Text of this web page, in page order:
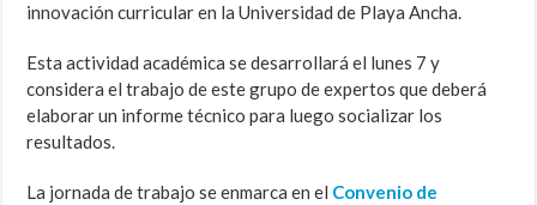
innovación curricular en la Universidad de Playa Ancha.
Esta actividad académica se desarrollará el lunes 7 y
considera el trabajo de este grupo de expertos que deberá
elaborar un informe técnico para luego socializar los
resultados.
La jornada de trabajo se enmarca en el Convenio de